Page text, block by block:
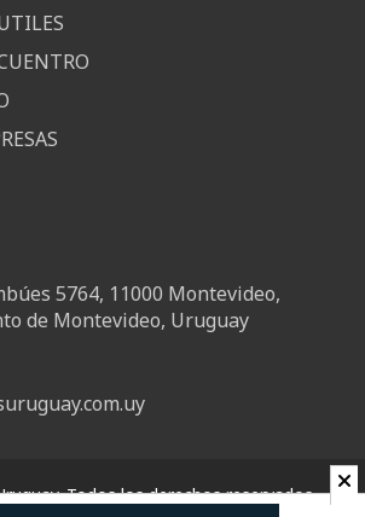
5764, 11000 Montevideo,
de Montevideo, Uruguay
Todos los derechos reservados.